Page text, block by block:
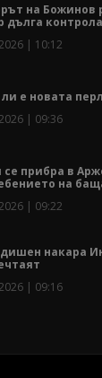
на Божинов
дълга контрола
| 10:12
е новата
| 09:36
се прибра в
на
| 09:22
накара
| 09:16